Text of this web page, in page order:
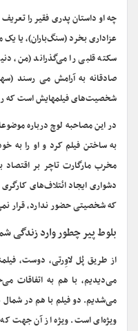
چه او داستان پدری فقیر را
عزاداری بخرد (سنگ‌باران)، یا
سکته قلبی را می‌گذراند (من،
صادقانه به آرامش می رسند
شخصیت‌های فیلمهایش است که
به ساختن فیلم کرد و او را به
مخرب مارگارت تاچر بر اقتصاد
دشواری ایجاد ائتلاف‌های
که شخصیتی حضور ندارد، قرار
بلوط پیر چطور وارد زندگی
از طریق پُل لاوِرتی، دوست،
می‌دیدیم، با هم به اتفاقات
می‌شدیم. دو فیلم با هم در شمال
ویژه‌ای است. ویژه از آن جهت